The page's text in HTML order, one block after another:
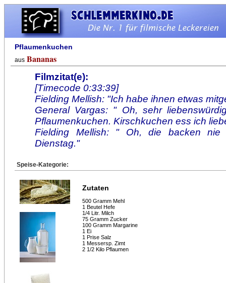
Pflaumenkuchen
aus Bananas
Filmzitat(e):
[Timecode 0:33:39]
Fielding Mellish: "Ich habe ihnen etwas
General Vargas: " Oh, sehr
Pflaumenkuchen. Kirschkuchen ess ich
Fielding Mellish: " Oh, die backen nie
Dienstag."
Speise-Kategorie:
Zutaten
500 Gramm Mehl
1 Beutel Hefe
1/4 Litr. Milch
75 Gramm Zucker
100 Gramm Margarine
1 Ei
1 Prise Salz
1 Messersp. Zimt
2 1/2 Kilo Pflaumen